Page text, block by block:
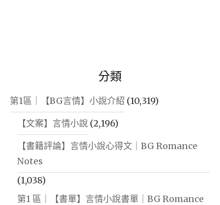
分類
第1區｜【BG言情】小說介紹 (10,319)
【文案】言情小說 (2,196)
【書籍評論】言情小說心得文｜BG Romance
Notes
(1,038)
第1 區｜【書單】言情小說書單｜BG Romance